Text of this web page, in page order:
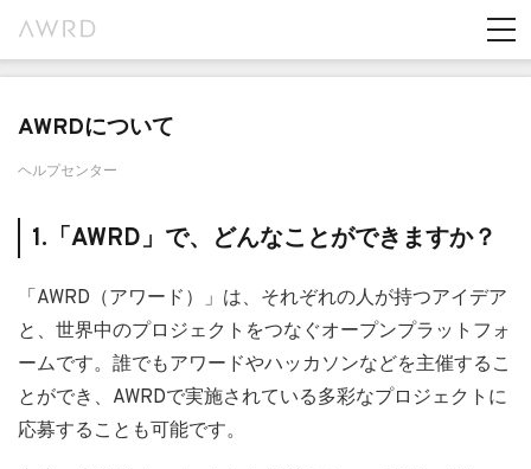
AWRDについて
ヘルプセンター
1.「AWRD」で、どんなことができますか？
「AWRD（アワード）」は、それぞれの人が持つアイデア
と、世界中のプロジェクトをつなぐオープンプラットフォ
ームです。誰でもアワードやハッカソンなどを主催するこ
とができ、AWRDで実施されている多彩なプロジェクトに
応募することも可能です。